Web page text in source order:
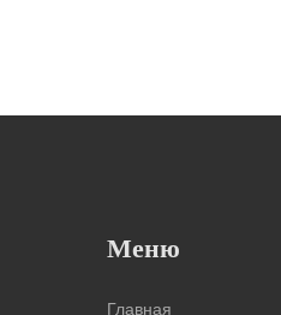
Меню
Главная